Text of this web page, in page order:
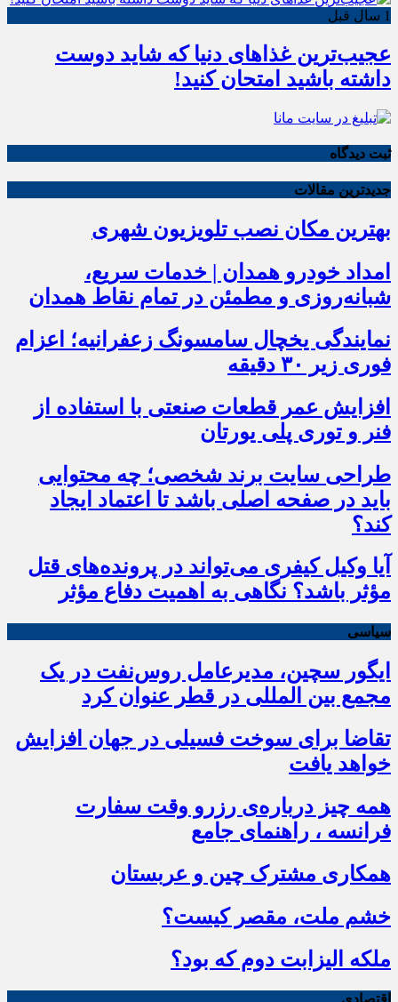
1 سال قبل
عجیب‌ترین غذاهای دنیا که شاید دوست
داشته باشید امتحان کنید!
ثبت دیدگاه
جدیدترین مقالات
بهترین مکان نصب تلویزیون شهری
امداد خودرو همدان | خدمات سریع،
شبانه‌روزی و مطمئن در تمام نقاط همدان
نمایندگی یخچال سامسونگ زعفرانیه؛ اعزام
فوری زیر ۳۰ دقیقه
افزایش عمر قطعات صنعتی با استفاده از
فنر و توری پلی یورتان
طراحی سایت برند شخصی؛ چه محتوایی
باید در صفحه اصلی باشد تا اعتماد ایجاد
کند؟
آیا وکیل کیفری می‌تواند در پرونده‌های قتل
مؤثر باشد؟ نگاهی به اهمیت دفاع مؤثر
سیاسی
ایگور سچین، مدیرعامل روس‌نفت در یک
مجمع بین المللی در قطر عنوان کرد
تقاضا برای سوخت فسیلی در جهان افزایش
خواهد یافت
همه چیز درباره‌ی رزرو وقت سفارت
فرانسه ، راهنمای جامع
همکاری مشترک چین و عربستان
خشم ملت، مقصر کیست؟
ملکه الیزابت دوم که بود؟
اقتصادی